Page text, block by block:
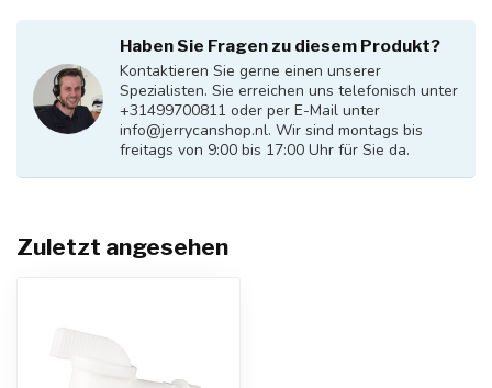
Haben Sie Fragen zu diesem Produkt?
Kontaktieren Sie gerne einen unserer
Spezialisten. Sie erreichen uns telefonisch unter
+31499700811 oder per E-Mail unter
info@jerrycanshop.nl. Wir sind montags bis
freitags von 9:00 bis 17:00 Uhr für Sie da.
Zuletzt angesehen